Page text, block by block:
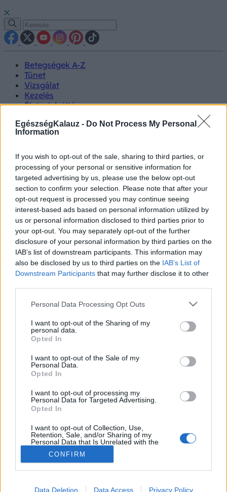
EgészségKalauz - Do Not Process My Personal
Information
If you wish to opt-out of the sale, sharing to third parties, or
processing of your personal or sensitive information for
targeted advertising by us, please use the below opt-out
section to confirm your selection. Please note that after your
opt-out request is processed you may continue seeing
interest-based ads based on personal information utilized by
us or personal information disclosed to third parties prior to
your opt-out. You may separately opt-out of the further
disclosure of your personal information by third parties on the
IAB’s list of downstream participants. This information may
also be disclosed by us to third parties on the IAB’s List of
Downstream Participants that may further disclose it to other
Please note that this website/app uses one or more Google
not limited to your visit or usage behaviour. You may click to
grant or deny consent to Google and its third-party tags to
use your data for below specified purposes in below Google
consent section.
Personal Data Processing Opt Outs
I want to opt-out of the Sharing of my
personal data.
Opted In
I want to opt-out of the Sale of my
Personal Data.
Opted In
I want to opt-out of processing my
Personal Data for Targeted Advertising.
Opted In
I want to opt-out of Collection, Use,
Retention, Sale, and/or Sharing of my
Personal Data that Is Unrelated with the
Purposes for which it was collected.
Opted Out
CONFIRM
Data Deletion Data Access Privacy Policy
Betegségek A-Z
Tünet
Vizsgálat
Kezelés
Életmódváltás
Prevenció
Hírek
Kisállatok egészsége
#allergia#influenza#cukorbetegség
#orvosmeteorológia#vérnyomás#stroke#rákbetegség
#pajzsmirigy#reflux#ekcéma#herpesz
Regisztráció
Longevity
Longevity